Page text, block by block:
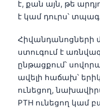
է, քան այն, թե
է կամ դուրս՝
Հիվանդանոցների
ստուգում է
ընթացքում՝
ավելի հաճախ՝
ունեցող,
PTH ունեցող կամ